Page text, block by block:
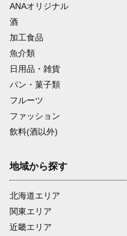
ANAオリジナル
酒
加工食品
魚介類
日用品・雑貨
パン・菓子類
フルーツ
ファッション
飲料(酒以外)
地域から探す
北海道エリア
関東エリア
近畿エリア